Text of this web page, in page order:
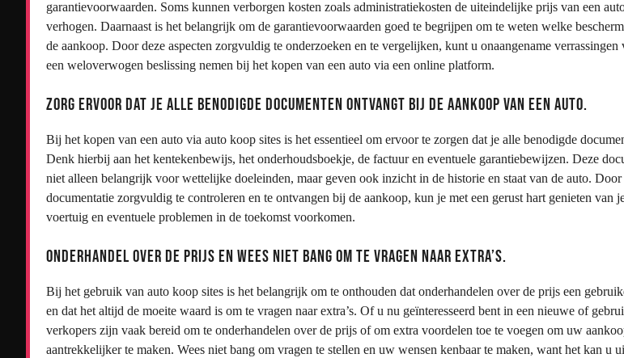
garantievoorwaarden. Soms kunnen verborgen kosten zoals administratiekosten de uiteindelijke prijs van een
verhogen. Daarnaast is het belangrijk om de garantievoorwaarden goed te begrijpen om te weten welke
de aankoop. Door deze aspecten zorgvuldig te onderzoeken en te vergelijken, kunt u onaangename verrassingen
een weloverwogen beslissing nemen bij het kopen van een auto via een online platform.
Zorg ervoor dat je alle benodigde documenten ontvangt bij de aankoop van een auto.
Bij het kopen van een auto via auto koop sites is het essentieel om ervoor te zorgen dat je alle benodigde
Denk hierbij aan het kentekenbewijs, het onderhoudsboekje, de factuur en eventuele garantiebewijzen. Deze
niet alleen belangrijk voor wettelijke doeleinden, maar geven ook inzicht in de historie en staat van de auto. Door
documentatie zorgvuldig te controleren en te ontvangen bij de aankoop, kun je met een gerust hart genieten van
voertuig en eventuele problemen in de toekomst voorkomen.
Onderhandel over de prijs en wees niet bang om te vragen naar extra’s.
Bij het gebruik van auto koop sites is het belangrijk om te onthouden dat onderhandelen over de prijs een
en dat het altijd de moeite waard is om te vragen naar extra’s. Of u nu geïnteresseerd bent in een nieuwe of
verkopers zijn vaak bereid om te onderhandelen over de prijs of om extra voordelen toe te voegen om uw
aantrekkelijker te maken. Wees niet bang om vragen te stellen en uw wensen kenbaar te maken, want het kan u